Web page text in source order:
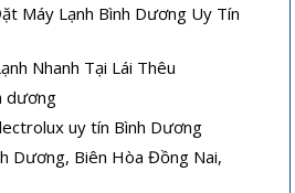
Máy Lạnh Bình Dương Uy Tín
Nhanh Tại Lái Thêu
dương
uy tín Bình Dương
Dương, Biên Hòa Đồng Nai,
Máy lạnh mini di động và quạt điều
hòa khác nhau thế nào